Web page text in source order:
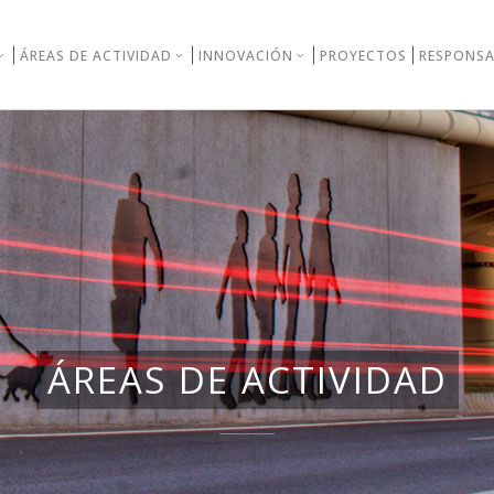
ÁREAS DE ACTIVIDAD INNOVACIÓN PROYECTOS
ÁREAS DE ACTIVIDAD